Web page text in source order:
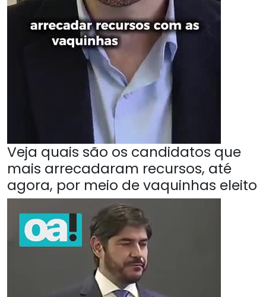
Veja quais são os candidatos que
mais arrecadaram recursos, até
agora, por meio de vaquinhas eleito